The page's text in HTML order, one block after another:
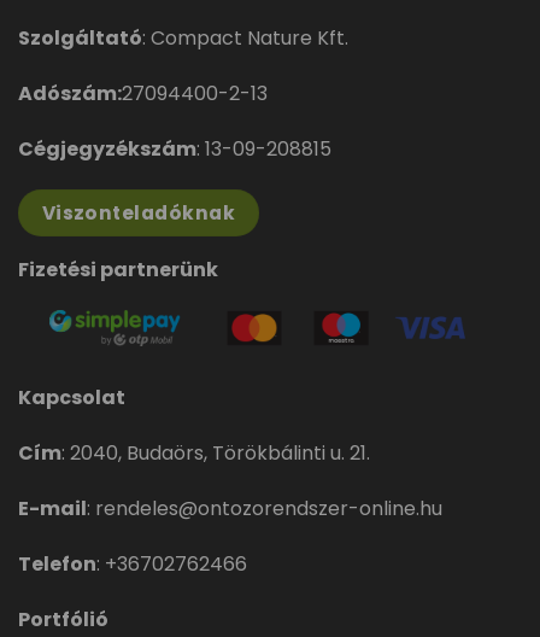
Szolgáltató: Compact Nature Kft.
Adószám:27094400-2-13
Cégjegyzékszám: 13-09-208815
Viszonteladóknak
Fizetési partnerünk
Kapcsolat
Cím: 2040, Budaörs, Törökbálinti u. 21.
E-mail: rendeles@ontozorendszer-online.hu
Telefon: +36702762466
Portfólió